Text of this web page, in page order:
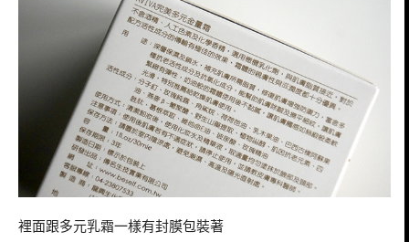
裡面跟多元乳霜一樣有封膜包裝著